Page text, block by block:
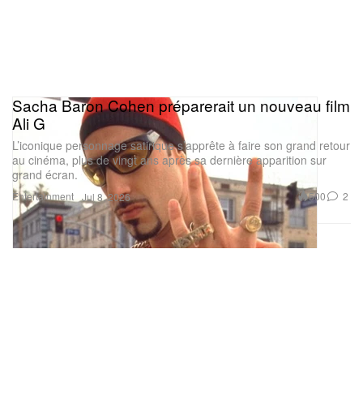
Entertainment
Sacha Baron Cohen préparerait un nouveau film
Ali G
L’iconique personnage satirique s’apprête à faire son grand retour
au cinéma, plus de vingt ans après sa dernière apparition sur
grand écran.
Jul 8, 2026 500 2